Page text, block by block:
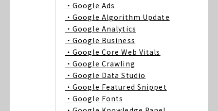
・Google Ads
・Google Algorithm Update
・Google Analytics
・Google Business
・Google Core Web Vitals
・Google Crawling
・Google Data Studio
・Google Featured Snippet
・Google Fonts